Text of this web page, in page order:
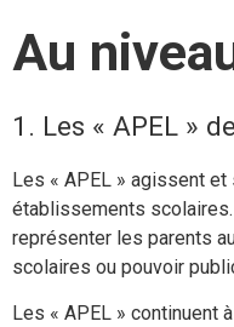
Au
1. Les « APEL »
Les « APEL » agissent et
établissements
représenter les parents
scolaires ou pouvoir
Les « APEL » continuent